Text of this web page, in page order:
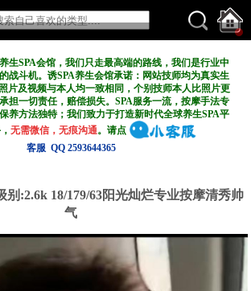
生SPA会馆，我们只走最高端的路线，我们是行业中
战斗机。诱SPA养生会馆承诺：网站技师均为真实生
片及视频与本人均一致相同，个别技师本人比照片更
担一切责任，赔偿损失。SPA服务一流，按摩手法专
养方法独特；我们致力于打造新时代全球养生SPA平
无需微信，无痕沟通。请点
客服 QQ 2593644365
别:2.6k 18/179/63阳光灿烂专业按摩清秀帅
气